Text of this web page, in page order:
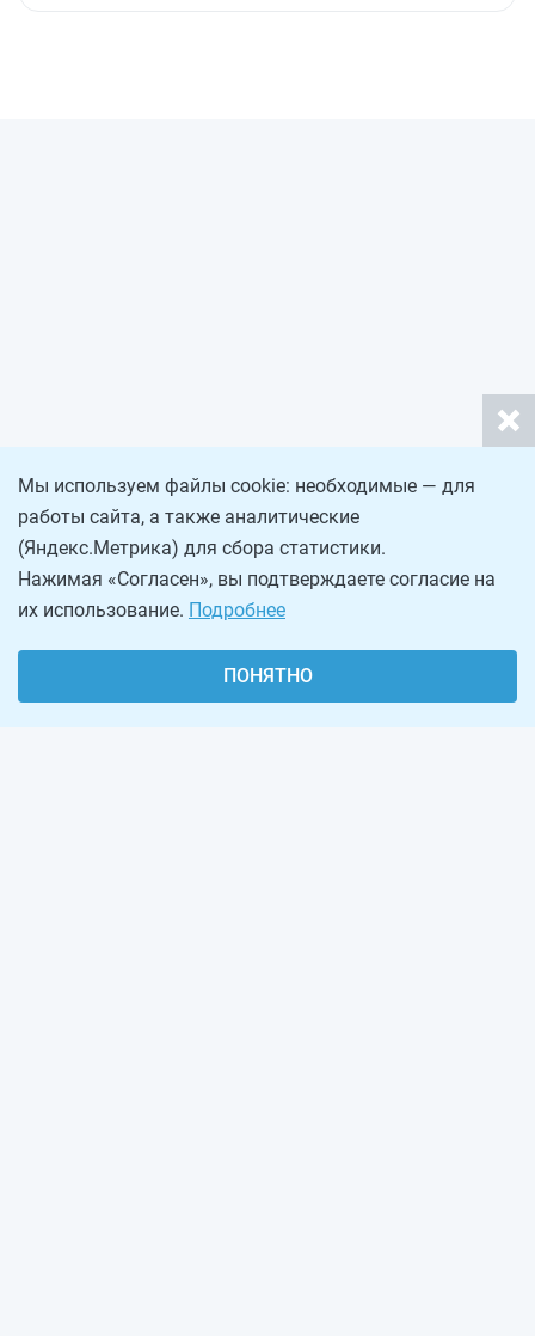
Мы используем файлы cookie: необходимые — для
работы сайта, а также аналитические
(Яндекс.Метрика) для сбора статистики.
Нажимая «Согласен», вы подтверждаете согласие на
их использование. Подробнее
ПОНЯТНО